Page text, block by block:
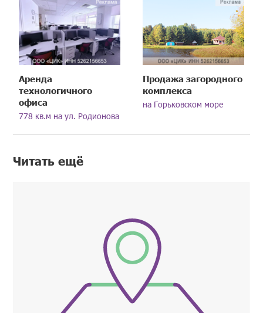
Аренда
технологичного
офиса
778 кв.м на ул. Родионова
Продажа загородного
комплекса
на Горьковском море
Читать ещё